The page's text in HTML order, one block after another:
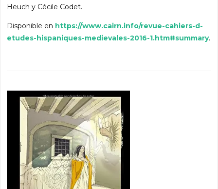
Heuch y Cécile Codet.
Disponible en https://www.cairn.info/revue-cahiers-d-
etudes-hispaniques-medievales-2016-1.htm#summary.